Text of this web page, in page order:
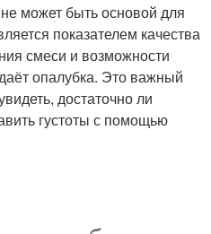
может быть основой для
показателем качества
смеси и возможности
опалубка. Это важный
достаточно ли
густоты с помощью